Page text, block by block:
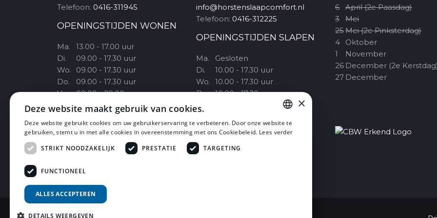
Telefoon: 0416-311945
OPENINGSTIJDEN WONEN
Ma.
Di.
Wo.
Do.
Vr.
Za.
13.00 - 17.00 uur
09.00 - 17.30 uur
09.00 - 17.30 uur
09.00 - 17.30 uur
09.00 - 20.00 uur
09.30 - 17.00 uur
11.00 - 17.00 uur
Alleen op Koopzondagen
info@horstenslaapcomfort.nl
Telefoon: 0416-312225
OPENINGSTIJDEN SLAPEN
Ma.
Di.
Wo.
Do.
Vr.
Gesloten
10.00 - 17.30 uur
10.00 - 17.30 uur
10.00 - 17.30 uur
11.00 - 17.00 uur
6
April (2e Paasdag)
3
Mei
25Mei (2e Pinksterdag)
4
Oktober
1
November
26 December (2e
27 December
DUTCH
×
Deze website maakt gebruik van cookies.
Deze website gebruikt cookies om uw gebruikerservaring te verbeteren. Door onze website te
gebruiken, stemt u in met alle cookies in overeenstemming met ons Cookiebeleid. Lees verder
STRIKT NOODZAKELIJK
PRESTATIE TARGETING
FUNCTIONEEL
ALLES ACCEPTEREN
DETAILS WEERGEVEN